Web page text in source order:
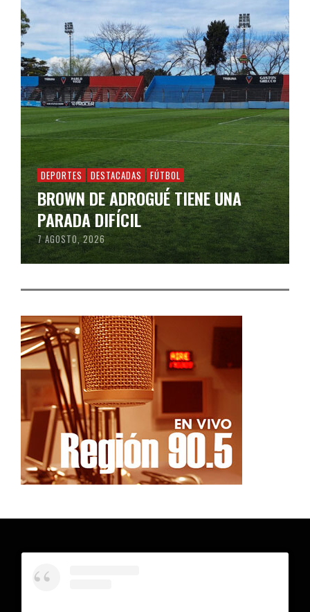
DEPORTES DESTACADAS FÚTBOL
BROWN DE ADROGUÉ TIENE UNA
PARADA DIFÍCIL
7 AGOSTO, 2026